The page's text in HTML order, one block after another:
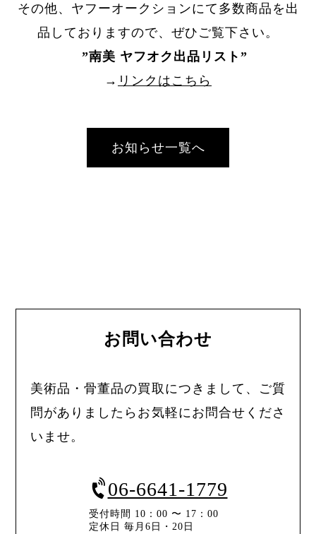
その他、ヤフーオークションにて多数商品を出
品しておりますので、ぜひご覧下さい。
”南美 ヤフオク出品リスト ”
→ リンクはこちら
お知らせ一覧へ
お問い合わせ
美術品・骨董品の買取につきまして、ご質
問がありましたらお気軽にお問合せくださ
いませ。
06-6641-1779
受付時間 10：00 〜 17：00
定休日 毎月6日・20日